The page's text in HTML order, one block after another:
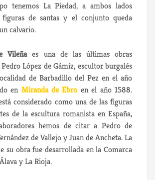
tenemos La Piedad, a ambos lados
figuras de santas y el conjunto queda
calvario.
Vileñaes una de las últimas obras
López de Gámiz, escultor burgalés
de Barbadillo del Pez en el año
en Miranda de Ebro en el año 1588.
considerado como una de las figuras
de la escultura romanista en España,
hemos de citar a Pedro de
de Vallejo y Juan de Ancheta. La
su obra fue desarrollada en la Comarca
y La Rioja.